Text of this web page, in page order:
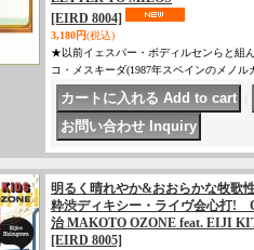
[EIRD 8004]
3,180円(税込)
★以前イェスパー・ボディルセンらと組
コ・メスキーダ(1987年スペインのメノ
明るく晴れやか&おおらかな牧歌
粋渋ディキシー・ライヴ会心打!
治 MAKOTO OZONE feat. EIJI
[EIRD 8005]